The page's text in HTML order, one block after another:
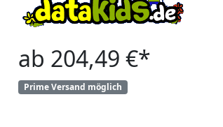
ab 204,49 €*
Prime Versand möglich